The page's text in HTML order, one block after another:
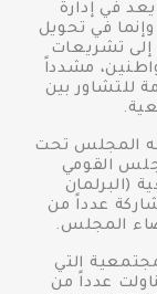
في إدارة
وإنما في تحويل
إلى تشريعات
مشدداً
للتشاور بين
المجلس تحت
القومي
(البرلمان
عدداً من
المجلس.
التي
عدداً من